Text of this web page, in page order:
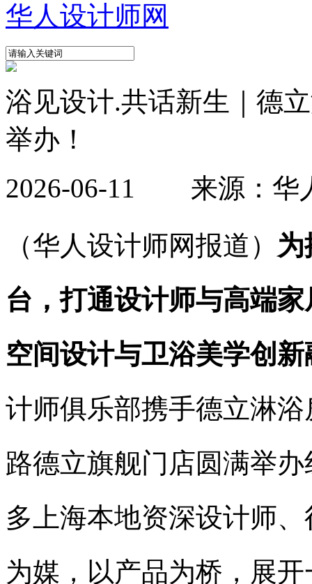
华人设计师网
浴见设计.共话新生｜德
举办！
2026-06-11 来源：
（华人设计师网报道）
台，打通设计师与高端
空间设计与卫浴美学创新
计师俱乐部携手德立淋
路德立旗舰门店圆满举
多上海本地资深设计师
为媒，以产品为桥，展